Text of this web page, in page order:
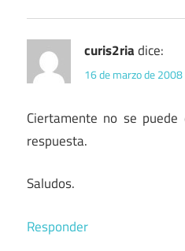
curis2riadice:
16 de marzo de
Ciertamente no se
respuesta.
Saludos.
Responder